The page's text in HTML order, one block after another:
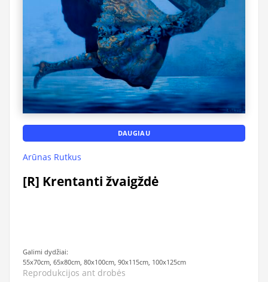
DAUGIAU
Arūnas Rutkus
[R] Krentanti žvaigždė
Galimi dydžiai:
55x70cm, 65x80cm, 80x100cm, 90x115cm, 100x125cm
Reprodukcijos ant drobės